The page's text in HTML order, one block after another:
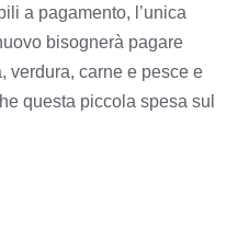
a pagamento, l’unica
bisognerà pagare
verdura, carne e pesce e
questa piccola spesa sul